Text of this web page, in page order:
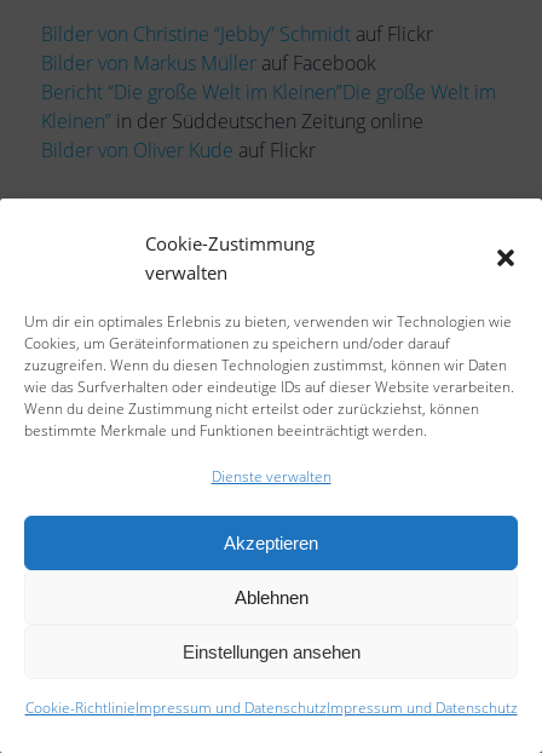
Cookie-Zustimmung
verwalten
Um dir ein optimales Erlebnis zu bieten, verwenden wir Technologien wie
Cookies, um Geräteinformationen zu speichern und/oder darauf
zuzugreifen. Wenn du diesen Technologien zustimmst, können wir Daten
wie das Surfverhalten oder eindeutige IDs auf dieser Website verarbeiten.
Wenn du deine Zustimmung nicht erteilst oder zurückziehst, können
bestimmte Merkmale und Funktionen beeinträchtigt werden.
Dienste verwalten
Akzeptieren
Ablehnen
Einstellungen ansehen
Cookie-RichtlinieImpressum und DatenschutzImpressum und Datenschutz
Bilder von Christine “Jebby” Schmidt auf Flickr
Bilder von Markus Müller auf Facebook
Bericht “Die große Welt im Kleinen”Die große Welt im
Kleinen” in der Süddeutschen Zeitung online
Bilder von Oliver Kude auf Flickr
Bricking Bavaria 2017
17. November 2017 bis 19. November
Ort: MOC München
der Bricking Bavaria e.V. lädt Euch herzlich zur
vierzehnten LEGO Ausstellung mit Fan-Event
dem Namen “Bricking Bavaria” ein! Wir werden vom 17.